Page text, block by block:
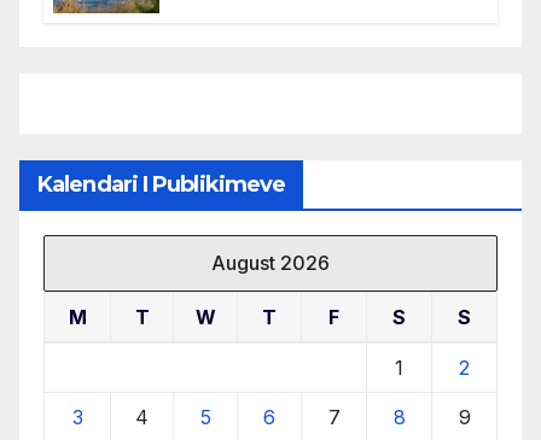
Kalendari I Publikimeve
August 2026
M T W T F S S
1 2
3 4 5 6 7 8 9